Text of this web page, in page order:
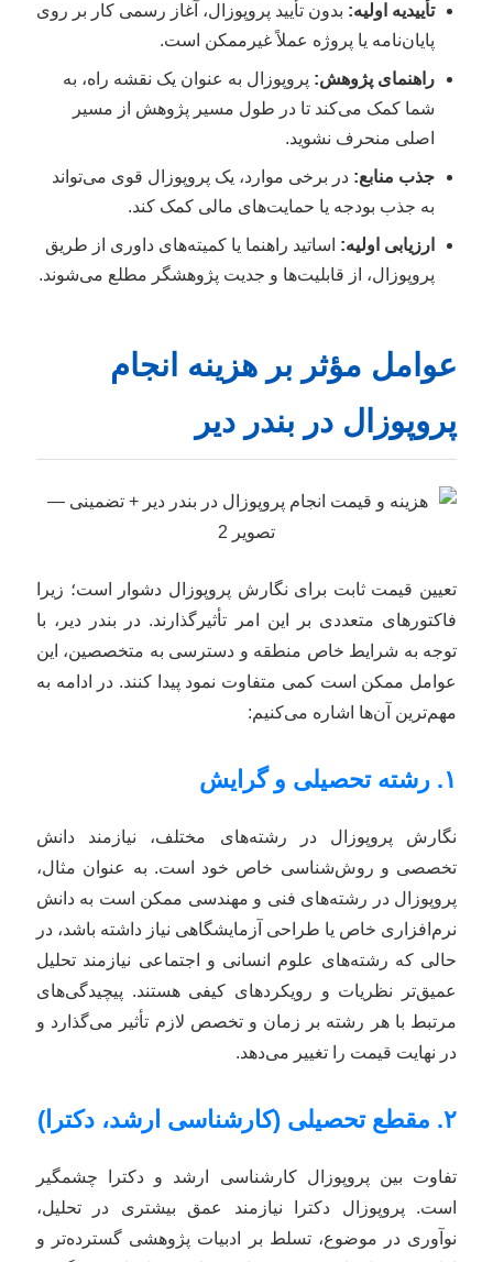
تأییدیه اولیه: بدون تأیید پروپوزال، آغاز رسمی کار بر روی
پایان‌نامه یا پروژه عملاً غیرممکن است.
راهنمای پژوهش: پروپوزال به عنوان یک نقشه راه، به
شما کمک می‌کند تا در طول مسیر پژوهش از مسیر
اصلی منحرف نشوید.
جذب منابع: در برخی موارد، یک پروپوزال قوی می‌تواند
به جذب بودجه یا حمایت‌های مالی کمک کند.
ارزیابی اولیه: اساتید راهنما یا کمیته‌های داوری از طریق
پروپوزال، از قابلیت‌ها و جدیت پژوهشگر مطلع می‌شوند.
عوامل مؤثر بر هزینه انجام
پروپوزال در بندر دیر
تعیین قیمت ثابت برای نگارش پروپوزال دشوار است؛ زیرا
فاکتورهای متعددی بر این امر تأثیرگذارند. در بندر دیر، با
توجه به شرایط خاص منطقه و دسترسی به متخصصین، این
عوامل ممکن است کمی متفاوت نمود پیدا کنند. در ادامه به
مهم‌ترین آن‌ها اشاره می‌کنیم:
۱. رشته تحصیلی و گرایش
نگارش پروپوزال در رشته‌های مختلف، نیازمند دانش
تخصصی و روش‌شناسی خاص خود است. به عنوان مثال،
پروپوزال در رشته‌های فنی و مهندسی ممکن است به دانش
نرم‌افزاری خاص یا طراحی آزمایشگاهی نیاز داشته باشد، در
حالی که رشته‌های علوم انسانی و اجتماعی نیازمند تحلیل
عمیق‌تر نظریات و رویکردهای کیفی هستند. پیچیدگی‌های
مرتبط با هر رشته بر زمان و تخصص لازم تأثیر می‌گذارد و
در نهایت قیمت را تغییر می‌دهد.
۲. مقطع تحصیلی (کارشناسی ارشد، دکترا)
تفاوت بین پروپوزال کارشناسی ارشد و دکترا چشمگیر
است. پروپوزال دکترا نیازمند عمق بیشتری در تحلیل،
نوآوری در موضوع، تسلط بر ادبیات پژوهشی گسترده‌تر و